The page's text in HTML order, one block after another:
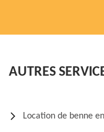
AUTRES
Location de benne